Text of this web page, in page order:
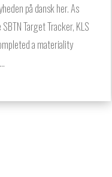
på dansk her. As
Target Tracker, KLS
a materiality